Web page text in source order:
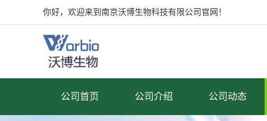
你好，欢迎来到南京沃博生物科技有限公司官网！
公司首页 公司介绍 公司动态